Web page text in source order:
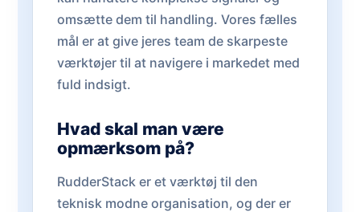
omsætte dem til handling. Vores fælles
mål er at give jeres team de skarpeste
værktøjer til at navigere i markedet med
fuld indsigt.
Hvad skal man være
opmærksom på?
RudderStack er et værktøj til den
teknisk modne organisation, og der er